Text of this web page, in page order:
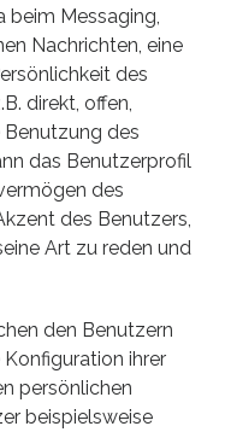
beim Messaging,
Nachrichten, eine
des
direkt, offen,
des
das Benutzerprofil
des
des Benutzers,
Art zu reden und
den Benutzern
ihrer
persönlichen
beispielsweise